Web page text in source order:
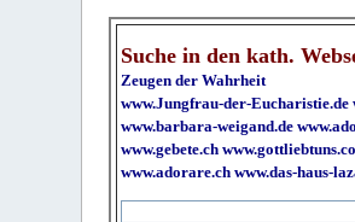
Suche in den kath.
Zeugen der Wahrheit
www.Jungfrau-der-Eucharistie.de
www.barbara-weigand.de
www.gebete.ch
www.adorare.ch www.das-haus-